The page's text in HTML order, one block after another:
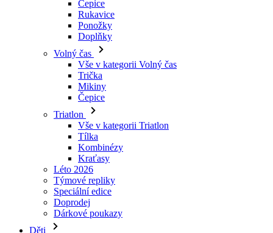
Vše v kategorii Volný čas
Trička
Mikiny
Čepice
Triatlon
Vše v kategorii Triatlon
Tílka
Kombinézy
Kraťasy
Léto 2026
Týmové repliky
Speciální edice
Doprodej
Dárkové poukazy
Děti
Vše v kategorii Děti
Cyklistika
Vše v kategorii Cyklistika